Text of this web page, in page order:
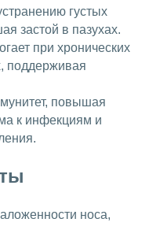
густых
застой в пазухах.
при хронических
поддерживая
повышая
к инфекциям и
носа,